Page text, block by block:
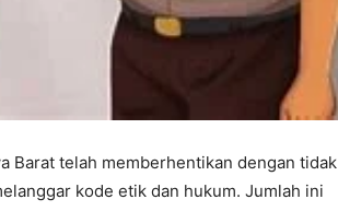
Barat telah memberhentikan dengan tidak
kode etik dan hukum. Jumlah ini